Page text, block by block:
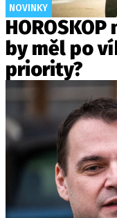
NOVINKY
by měl po
priority?